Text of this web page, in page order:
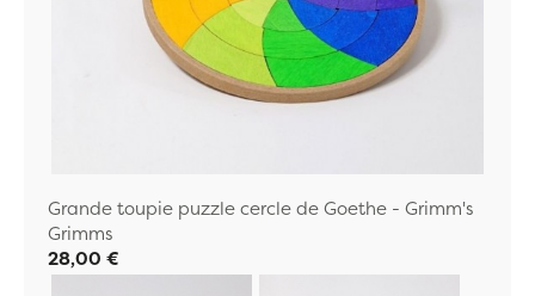
Grande toupie puzzle cercle de Goethe - Grimm's
Grimms
28,00 €